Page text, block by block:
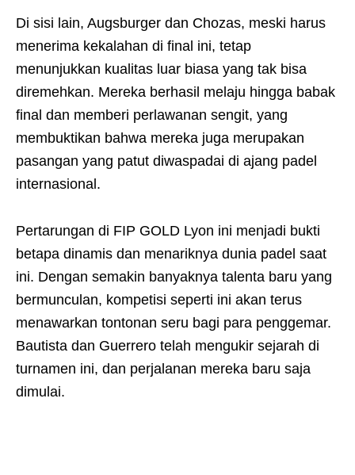
Di sisi lain, Augsburger dan Chozas, meski harus
menerima kekalahan di final ini, tetap
menunjukkan kualitas luar biasa yang tak bisa
diremehkan. Mereka berhasil melaju hingga babak
final dan memberi perlawanan sengit, yang
membuktikan bahwa mereka juga merupakan
pasangan yang patut diwaspadai di ajang padel
internasional.
Pertarungan di FIP GOLD Lyon ini menjadi bukti
betapa dinamis dan menariknya dunia padel saat
ini. Dengan semakin banyaknya talenta baru yang
bermunculan, kompetisi seperti ini akan terus
menawarkan tontonan seru bagi para penggemar.
Bautista dan Guerrero telah mengukir sejarah di
turnamen ini, dan perjalanan mereka baru saja
dimulai.